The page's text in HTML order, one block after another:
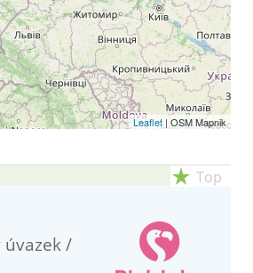
Leaflet | OSM Mapnik
star_rate Top
úvazek /